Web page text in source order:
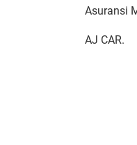
Asuransi
AJ CAR.